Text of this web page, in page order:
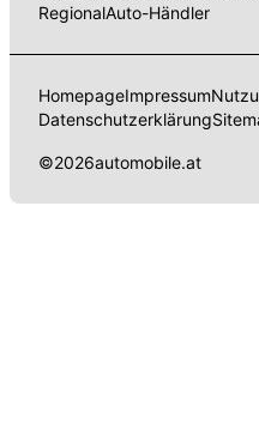
RegionalAuto-Händler
HomepageImpressum
Datenschutzerklärung
©2026automobile.at